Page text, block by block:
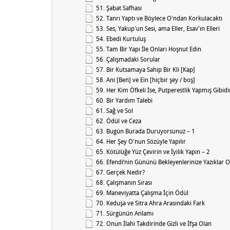
51. Şabat Safhası
52. Tanrı Yaptı ve Böylece O'ndan Korkulacaktı
53. Ses, Yakup'un Sesi, ama Eller, Esav'ın Elleri
54. Ebedi Kurtuluş
55. Tam Bir Yapı İle Onları Hoşnut Edin
56. Çalışmadaki Sorular
57. Bir Kutsamaya Sahip Bir Kli [Kap]
58. Ani [Ben] ve Ein [hiçbir şey / boş]
59. Her Kim Öfkeli İse, Putperestlik Yapmış
60. Bir Yardım Talebi
61. Sağ ve Sol
62. Ödül ve Ceza
63. Bugün Burada Duruyorsunuz – 1
64. Her Şey O'nun Sözüyle Yapılır
65. Kötülüğe Yüz Çevirin ve İyilik Yapın – 2
66. Efendi’nin Gününü Bekleyenlerinize Yazıklar
67. Gerçek Nedir?
68. Çalışmanın Sırası
69. Maneviyatta Çalışma İçin Ödül
70. Keduşa ve Sitra Ahra Arasındaki Fark
71. Sürgünün Anlamı
72. Onun İlahi Takdirinde Gizli ve İfşa Olan